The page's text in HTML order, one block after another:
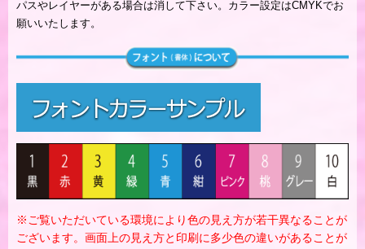
パスやレイヤーがある場合は消して下さい。カラー設定はCMYKでお
願いいたします。
※ご覧いただいている環境により色の見え方が若干異なることが
ございます。画面上の見え方と印刷に多少色の違いがあることが